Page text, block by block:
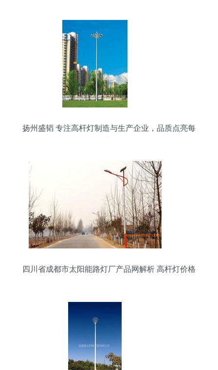
扬州盛韬 专注高杆灯制造与生产企业，品质点亮每
四川省成都市太阳能路灯厂产品网解析 高杆灯价格